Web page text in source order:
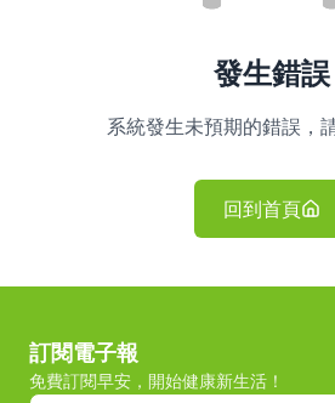
發生錯誤
系統發生未預期的錯誤，
回到首頁
訂閱電子報
免費訂閱早安，開始健康新生活！